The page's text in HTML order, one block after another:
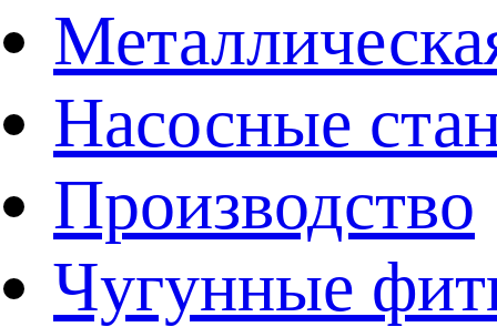
Насосные
Производство
Чугунные